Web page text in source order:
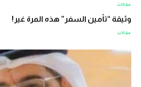
مقالات
وثيقة “تأمين السفر” هذه المرة غير!
مقالات